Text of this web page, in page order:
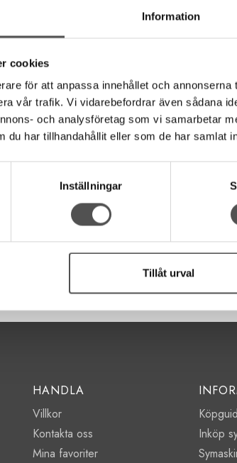
Information
cookies
för att anpassa innehållet och
vår trafik. Vi vidarebefordrar även sådana
och analysföretag som vi samarbetar
du har tillhandahållit eller som de har samlat
Inställningar
Tillåt urval
Beskrivning
på ärmbrädan. Strykbrädan är klädd med
med nät.
HANDLA
Villkor
Kontakta oss
Mina favoriter
Inköp